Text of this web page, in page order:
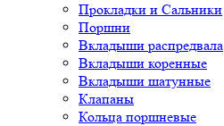
Прокладки и Сальники
Поршни
Вкладыши распредвала
Вкладыши коренные
Вкладыши шатунные
Клапаны
Кольца поршневые